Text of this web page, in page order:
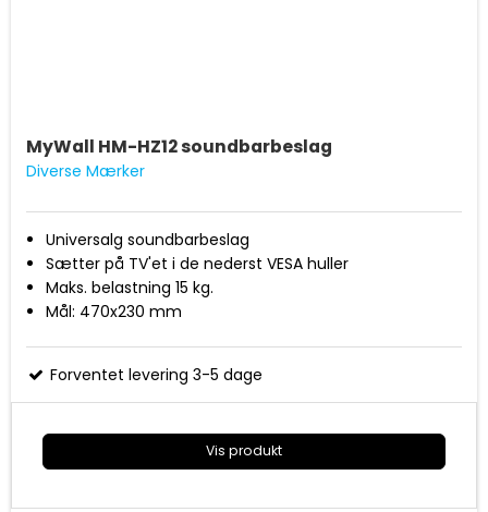
MyWall HM-HZ12 soundbarbeslag
Diverse Mærker
Universalg soundbarbeslag
Sætter på TV'et i de nederst VESA huller
Maks. belastning 15 kg.
Mål: 470x230 mm
Forventet levering 3-5 dage
Vis produkt